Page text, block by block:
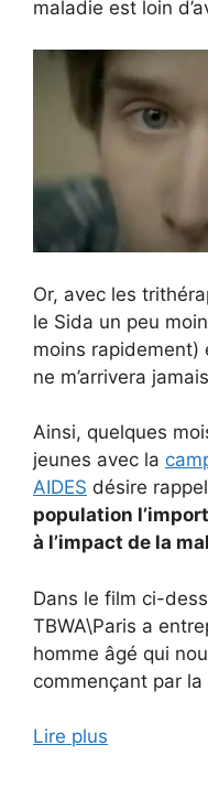
maladie est loin
Or, avec les
le Sida un peu
moins rapidement)
ne m’arrivera
Ainsi, quelques
jeunes avec la
AIDES désire
population
à l’impact de la
Dans le film ci-
TBWA\Paris a
homme âgé qui
commençant par la
Lire plus